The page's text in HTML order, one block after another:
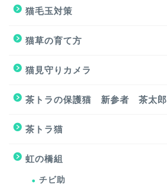
猫毛玉対策
猫草の育て方
猫見守りカメラ
茶トラの保護猫 新参者 茶太郎
茶トラ猫
虹の橋組
チビ助